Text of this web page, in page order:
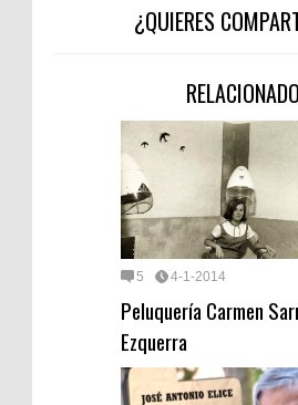
¿QUIERES
5 4-1-2014
Peluquería Carmen
Ezquerra